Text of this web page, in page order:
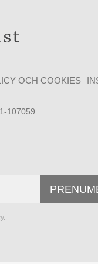
OCH COOKIES
107059
.